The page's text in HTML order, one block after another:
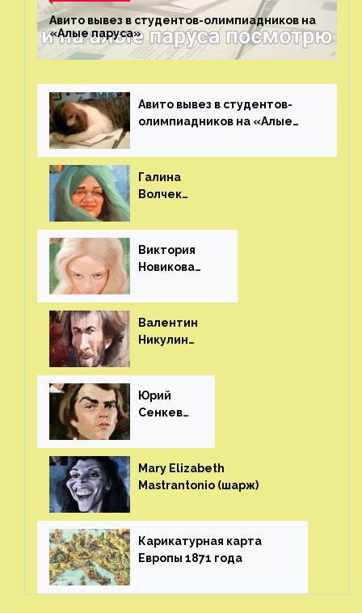
Авито вывез в студентов-олимпиадников на
«Алые паруса»⁠⁠
Авито вывез в студентов-
олимпиадников на «Алые
Галина
Волчек
Виктория
Новикова
Валентин
Никулин
Юрий
Сенкеви
Mary Elizabeth
Mastrantonio (шарж)⁠⁠
Карикатурная карта
Европы 1871 года⁠⁠